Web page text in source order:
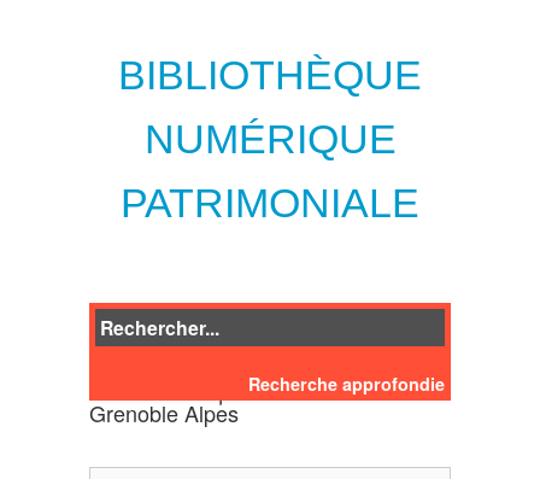
BIBLIOTHÈQUE
NUMÉRIQUE
PATRIMONIALE
des bibliothèques de l'Université
Grenoble Alpes
Recherche approfondie